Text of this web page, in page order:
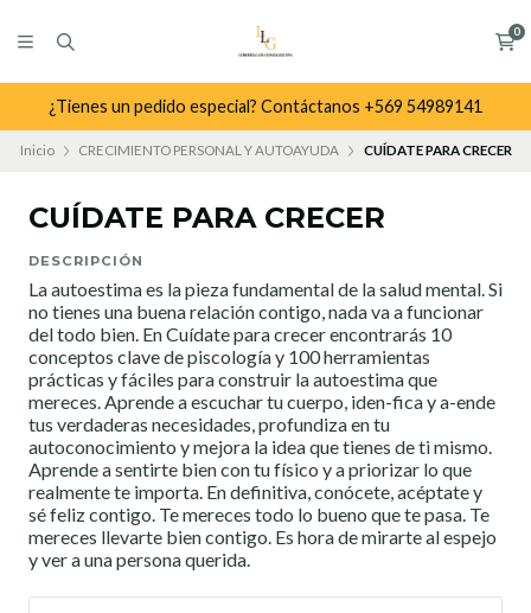
0
¿Tienes un pedido especial? Contáctanos +569 54989141
Inicio CRECIMIENTO PERSONAL Y AUTOAYUDA CUÍDATE PARA CRECER
CUÍDATE PARA CRECER
DESCRIPCIÓN
La autoestima es la pieza fundamental de la salud mental. Si
no tienes una buena relación contigo, nada va a funcionar
del todo bien. En Cuídate para crecer encontrarás 10
conceptos clave de piscología y 100 herramientas
prácticas y fáciles para construir la autoestima que
mereces. Aprende a escuchar tu cuerpo, iden-fica y a-ende
tus verdaderas necesidades, profundiza en tu
autoconocimiento y mejora la idea que tienes de ti mismo.
Aprende a sentirte bien con tu físico y a priorizar lo que
realmente te importa. En definitiva, conócete, acéptate y
sé feliz contigo. Te mereces todo lo bueno que te pasa. Te
mereces llevarte bien contigo. Es hora de mirarte al espejo
y ver a una persona querida.